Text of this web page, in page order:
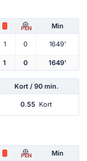
PEN Min
1 0 1649'
1 0 1649'
Kort / 90 min.
0.55 Kort
PEN Min